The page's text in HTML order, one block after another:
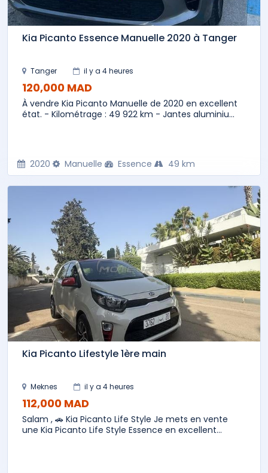
Kia Picanto Essence Manuelle 2020 à Tanger
Tanger il y a 4 heures
120,000 MAD
À vendre Kia Picanto Manuelle de 2020 en excellent
état. - Kilométrage : 49 922 km - Jantes aluminiu...
2020 Manuelle Essence 49 km
Kia Picanto Lifestyle 1ère main
Meknes il y a 4 heures
112,000 MAD
Salam , 🚗 Kia Picanto Life Style Je mets en vente
une Kia Picanto Life Style Essence en excellent...